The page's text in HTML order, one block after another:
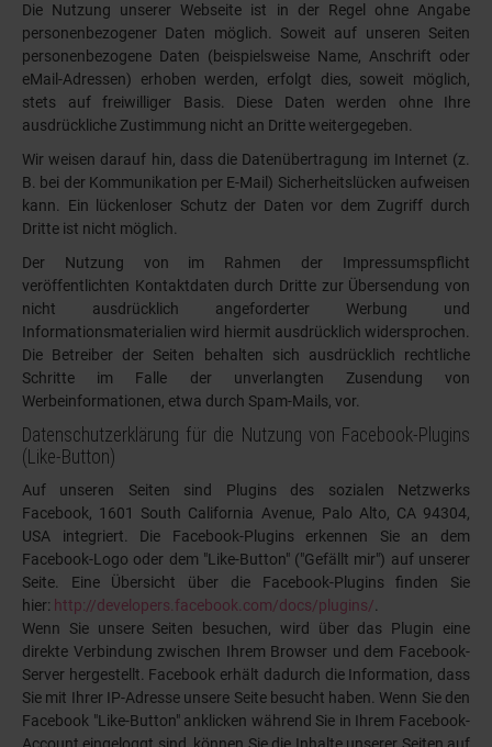
Die Nutzung unserer Webseite ist in der Regel ohne Angabe
personenbezogener Daten möglich. Soweit auf unseren Seiten
personenbezogene Daten (beispielsweise Name, Anschrift oder
eMail-Adressen) erhoben werden, erfolgt dies, soweit möglich,
stets auf freiwilliger Basis. Diese Daten werden ohne Ihre
ausdrückliche Zustimmung nicht an Dritte weitergegeben.
Wir weisen darauf hin, dass die Datenübertragung im Internet (z.
B. bei der Kommunikation per E-Mail) Sicherheitslücken aufweisen
kann. Ein lückenloser Schutz der Daten vor dem Zugriff durch
Dritte ist nicht möglich.
Der Nutzung von im Rahmen der Impressumspflicht
veröffentlichten Kontaktdaten durch Dritte zur Übersendung von
nicht ausdrücklich angeforderter Werbung und
Informationsmaterialien wird hiermit ausdrücklich widersprochen.
Die Betreiber der Seiten behalten sich ausdrücklich rechtliche
Schritte im Falle der unverlangten Zusendung von
Werbeinformationen, etwa durch Spam-Mails, vor.
Datenschutzerklärung für die Nutzung von Facebook-Plugins
(Like-Button)
Auf unseren Seiten sind Plugins des sozialen Netzwerks
Facebook, 1601 South California Avenue, Palo Alto, CA 94304,
USA integriert. Die Facebook-Plugins erkennen Sie an dem
Facebook-Logo oder dem "Like-Button" ("Gefällt mir") auf unserer
Seite. Eine Übersicht über die Facebook-Plugins finden Sie
hier: http://developers.facebook.com/docs/plugins/
Wenn Sie unsere Seiten besuchen, wird über das Plugin eine
direkte Verbindung zwischen Ihrem Browser und dem Facebook-
Server hergestellt. Facebook erhält dadurch die Information, dass
Sie mit Ihrer IP-Adresse unsere Seite besucht haben. Wenn Sie den
Facebook "Like-Button" anklicken während Sie in Ihrem Facebook-